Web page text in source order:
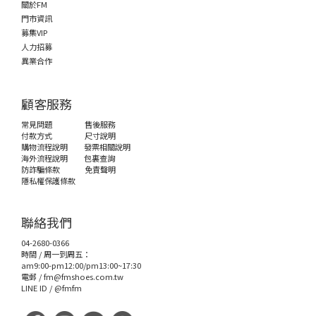
關於FM
門市資訊
募集VIP
人力招募
異業合作
顧客服務
常見問題
售後服務
付款方式
尺寸說明
購物流程說明
發票相關說明
海外流程說明
包裏查詢
防詐騙條款
免責聲明
隱私權保護條款
聯絡我們
04-2680-0366
時間 / 周一到周五：
am9:00-pm12:00/pm13:00~17:30
電郵 /fm@fmshoes.com.tw
LINE ID / @fmfm